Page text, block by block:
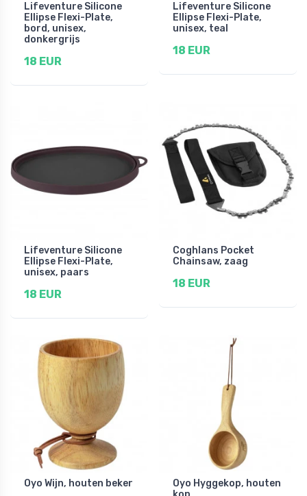
Lifeventure Silicone
Ellipse Flexi-Plate,
bord, unisex,
donkergrijs
18 EUR
Lifeventure Silicone
Ellipse Flexi-Plate,
unisex, teal
18 EUR
Lifeventure Silicone
Ellipse Flexi-Plate,
unisex, paars
18 EUR
Coghlans Pocket
Chainsaw, zaag
18 EUR
Oyo Wijn, houten beker
Oyo Hyggekop, houten